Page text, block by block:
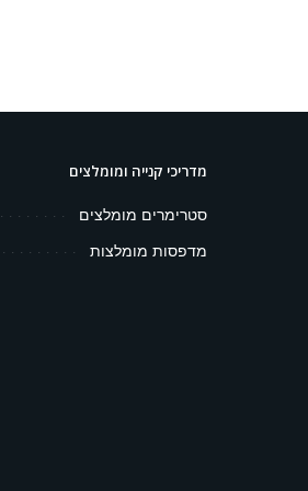
מדריכי קנייה ומומלצים
סטרימרים מומלצים
מדפסות מומלצות